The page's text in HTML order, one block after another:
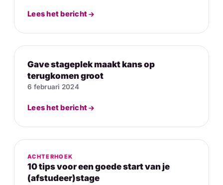
Lees het bericht
Gave stageplek maakt kans op
terugkomen groot
6 februari 2024
Lees het bericht
ACHTERHOEK
10 tips voor een goede start van je
(afstudeer)stage